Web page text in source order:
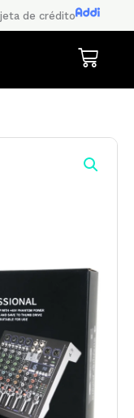
de crédito
Cart